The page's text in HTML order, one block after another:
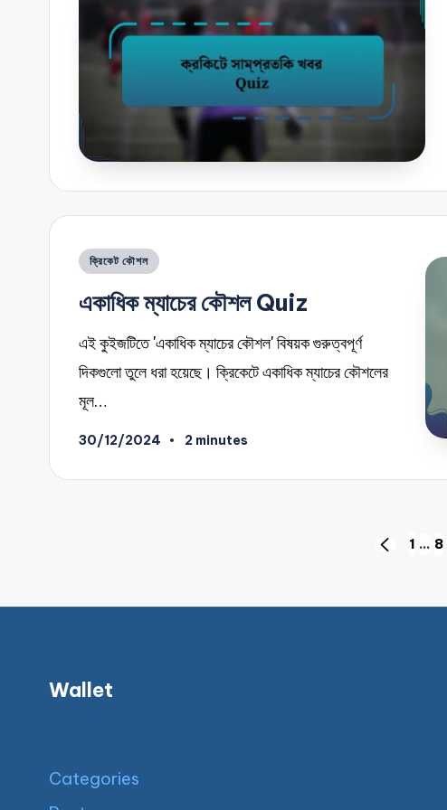
Posted
ক্রিকেট কৌশল
একাধিক ম্যাচের কৌশল Quiz
এই কুইজটিতে 'একাধিক ম্যাচের কৌশল' বিষয়ক গুরুত্বপূর্ণ
দিকগুলো তুলে ধরা হয়েছে। ক্রিকেটে একাধিক ম্যাচের কৌশলের
মূল…
30/12/2024 2 minutes
pagination
PREVIOUS
1 … 8
Wallet
Categories